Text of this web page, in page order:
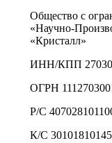
Общество с
«Научно-
«Кристалл»
ИНН/КПП
ОГРН
Р/С
К/С